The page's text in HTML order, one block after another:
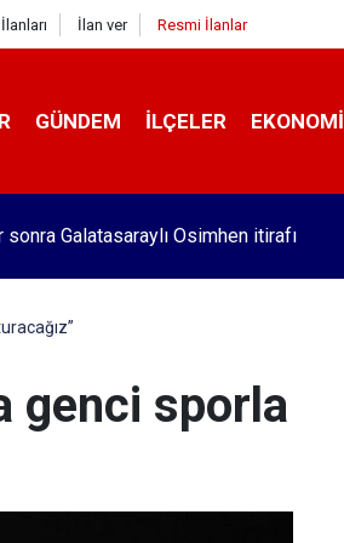
İlan ver Resmi İlanlar
GÜNDEM İLÇELER EKONOMI
Galatasaraylı Osimhen itirafı
genci sporla